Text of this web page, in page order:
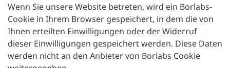
Wenn Sie unsere Website betreten, wird ein Borlabs-
Cookie in Ihrem Browser gespeichert, in dem die von
Ihnen erteilten Einwilligungen oder der Widerruf
dieser Einwilligungen gespeichert werden. Diese Daten
werden nicht an den Anbieter von Borlabs Cookie